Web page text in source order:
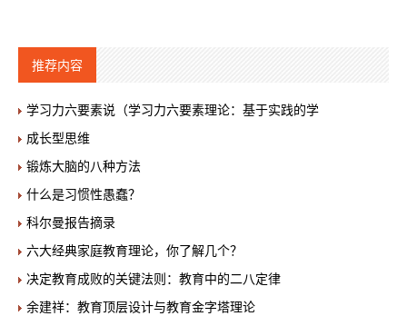
推荐内容
学习力六要素说（学习力六要素理论：基于实践的学
成长型思维
锻炼大脑的八种方法
什么是习惯性愚蠢？
科尔曼报告摘录
六大经典家庭教育理论，你了解几个？
决定教育成败的关键法则：教育中的二八定律
余建祥：教育顶层设计与教育金字塔理论